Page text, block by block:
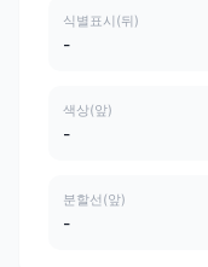
식별표시(뒤)
-
색상(앞)
-
분할선(앞)
-